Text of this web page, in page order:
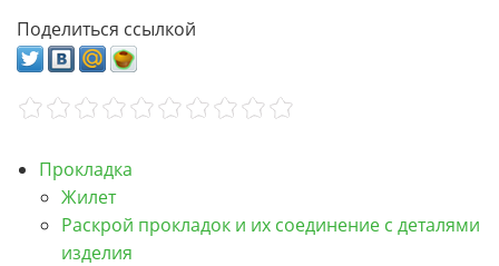
Поделиться ссылкой
Прокладка
Жилет
Раскрой прокладок и их соединение с деталями
изделия